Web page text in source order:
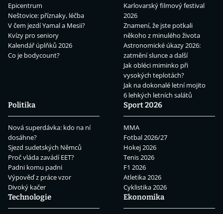
Epicentrum
Neštovice: příznaky, léčba
V čem jezdí Yamal a Mesii?
Kvízy pro seniory
Kalendář úplňků 2026
Co je bodycount?
Karlovarský filmový festival
2026
Znamení, že jste potkali
někoho z minulého života
Astronomické úkazy 2026:
zatmění slunce a další
Jak obléci miminko při
vysokých teplotách?
Jak na dokonalé letní mojito
6 lehkých letních salátů
Politika
Nová superdávka: kdo na ní
dosáhne?
Sjezd sudetských Němců
Proč vláda zavádí EET?
Padni komu padni
Výpověď z práce vzor
Divoký kačer
Sport 2026
MMA
Fotbal 2026/27
Hokej 2026
Tenis 2026
F1 2026
Atletika 2026
Cyklistika 2026
Technologie
Ekonomika